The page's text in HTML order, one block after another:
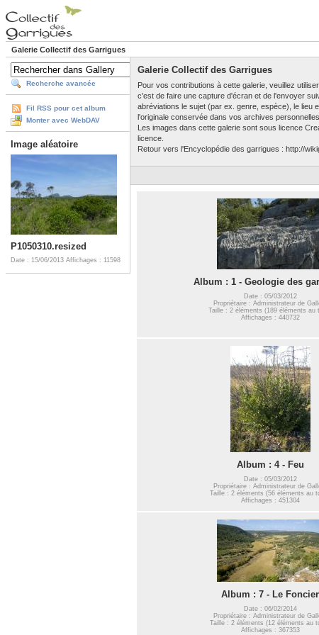
Galerie Collectif des Garrigues
Recherche avancée
Fil RSS pour cet album
Monter avec WebDAV
Image aléatoire
P1050310.resized
Date : 15/06/2013 Affichages : 11598
Galerie Collectif des Garrigues
Pour vos contributions à cette galerie, veuillez
c'est de faire une capture d'écran et de l'envoyer
abréviations le sujet (par ex. genre, espèce), le lieu
l'originale conservée dans vos archives personnelles.
Les images dans cette galerie sont sous licence
licence.
Retour vers l'Encyclopédie des garrigues : http://
Album : 1 - Geologie des
Date : 05/03/2012
Propriétaire : Administrateur de
Taille : 2 éléments (189 éléments au
Affichages : 440732
Album : 4 - Feu
Date : 05/03/2012
Propriétaire : Administrateur de
Taille : 2 éléments (56 éléments au
Affichages : 451304
Album : 7 - Le Foncier
Date : 06/02/2014
Propriétaire : Administrateur de
Taille : 2 éléments (12 éléments au
Affichages : 367353